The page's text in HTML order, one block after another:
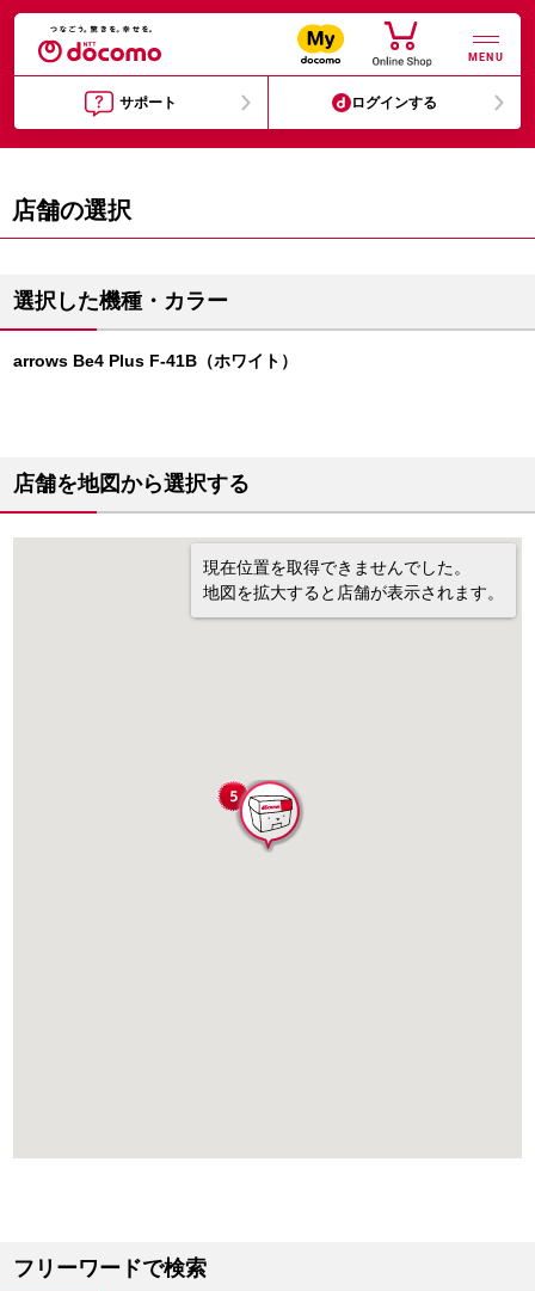
MENU
サポート ログインする
店舗の選択
選択した機種・カラー
arrows Be4 Plus F-41B（ホワイト）
店舗を地図から選択する
現在位置を取得できませんでした。
地図を拡大すると店舗が表示されます。
フリーワードで検索